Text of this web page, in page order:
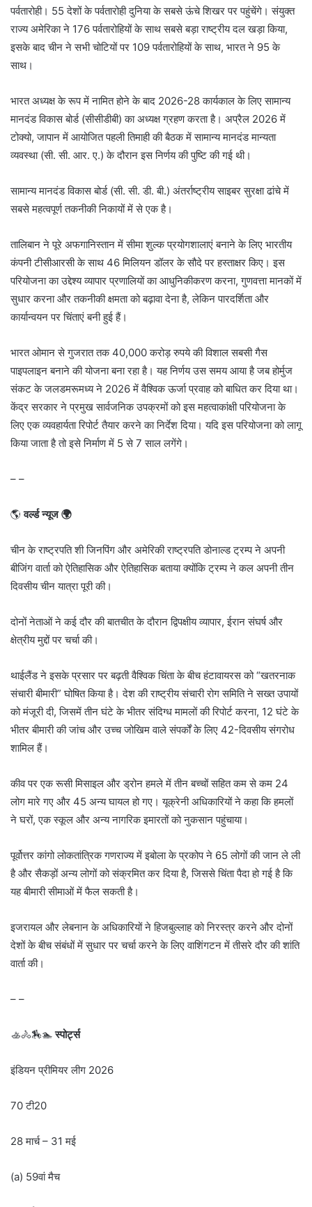
पर्वतारोही। 55 देशों के पर्वतारोही दुनिया के सबसे ऊंचे शिखर पर पहुंचेंगे। संयुक्त
राज्य अमेरिका ने 176 पर्वतारोहियों के साथ सबसे बड़ा राष्ट्रीय दल खड़ा किया,
इसके बाद चीन ने सभी चोटियों पर 109 पर्वतारोहियों के साथ, भारत ने 95 के
साथ।
भारत अध्यक्ष के रूप में नामित होने के बाद 2026-28 कार्यकाल के लिए सामान्य
मानदंड विकास बोर्ड (सीसीडीबी) का अध्यक्ष ग्रहण करता है। अप्रैल 2026 में
टोक्यो, जापान में आयोजित पहली तिमाही की बैठक में सामान्य मानदंड मान्यता
व्यवस्था (सी. सी. आर. ए.) के दौरान इस निर्णय की पुष्टि की गई थी।
सामान्य मानदंड विकास बोर्ड (सी. सी. डी. बी.) अंतर्राष्ट्रीय साइबर सुरक्षा ढांचे में
सबसे महत्वपूर्ण तकनीकी निकायों में से एक है।
तालिबान ने पूरे अफगानिस्तान में सीमा शुल्क प्रयोगशालाएं बनाने के लिए भारतीय
कंपनी टीसीआरसी के साथ 46 मिलियन डॉलर के सौदे पर हस्ताक्षर किए। इस
परियोजना का उद्देश्य व्यापार प्रणालियों का आधुनिकीकरण करना, गुणवत्ता मानकों में
सुधार करना और तकनीकी क्षमता को बढ़ावा देना है, लेकिन पारदर्शिता और
कार्यान्वयन पर चिंताएं बनी हुई हैं।
भारत ओमान से गुजरात तक 40,000 करोड़ रुपये की विशाल सबसी गैस
पाइपलाइन बनाने की योजना बना रहा है। यह निर्णय उस समय आया है जब होर्मुज
संकट के जलडमरूमध्य ने 2026 में वैश्विक ऊर्जा प्रवाह को बाधित कर दिया था।
केंद्र सरकार ने प्रमुख सार्वजनिक उपक्रमों को इस महत्वाकांक्षी परियोजना के
लिए एक व्यवहार्यता रिपोर्ट तैयार करने का निर्देश दिया। यदि इस परियोजना को लागू
किया जाता है तो इसे निर्माण में 5 से 7 साल लगेंगे।
– –
🌎वर्ल्ड न्यूज 🌍
चीन के राष्ट्रपति शी जिनपिंग और अमेरिकी राष्ट्रपति डोनाल्ड ट्रम्प ने अपनी
बीजिंग वार्ता को ऐतिहासिक और ऐतिहासिक बताया क्योंकि ट्रम्प ने कल अपनी तीन
दिवसीय चीन यात्रा पूरी की।
दोनों नेताओं ने कई दौर की बातचीत के दौरान द्विपक्षीय व्यापार, ईरान संघर्ष और
क्षेत्रीय मुद्दों पर चर्चा की।
थाईलैंड ने इसके प्रसार पर बढ़ती वैश्विक चिंता के बीच हंटावायरस को “खतरनाक
संचारी बीमारी” घोषित किया है। देश की राष्ट्रीय संचारी रोग समिति ने सख्त उपायों
को मंजूरी दी, जिसमें तीन घंटे के भीतर संदिग्ध मामलों की रिपोर्ट करना, 12 घंटे के
भीतर बीमारी की जांच और उच्च जोखिम वाले संपर्कों के लिए 42-दिवसीय संगरोध
शामिल हैं।
कीव पर एक रूसी मिसाइल और ड्रोन हमले में तीन बच्चों सहित कम से कम 24
लोग मारे गए और 45 अन्य घायल हो गए। यूक्रेनी अधिकारियों ने कहा कि हमलों
ने घरों, एक स्कूल और अन्य नागरिक इमारतों को नुकसान पहुंचाया।
पूर्वोत्तर कांगो लोकतांत्रिक गणराज्य में इबोला के प्रकोप ने 65 लोगों की जान ले ली
है और सैकड़ों अन्य लोगों को संक्रमित कर दिया है, जिससे चिंता पैदा हो गई है कि
यह बीमारी सीमाओं में फैल सकती है।
इजरायल और लेबनान के अधिकारियों ने हिजबुल्लाह को निरस्त्र करने और दोनों
देशों के बीच संबंधों में सुधार पर चर्चा करने के लिए वाशिंगटन में तीसरे दौर की शांति
वार्ता की।
– –
🚣🚴🏇🏊स्पोर्ट्स
इंडियन प्रीमियर लीग 2026
70 टी20
28 मार्च – 31 मई
(a) 59वां मैच